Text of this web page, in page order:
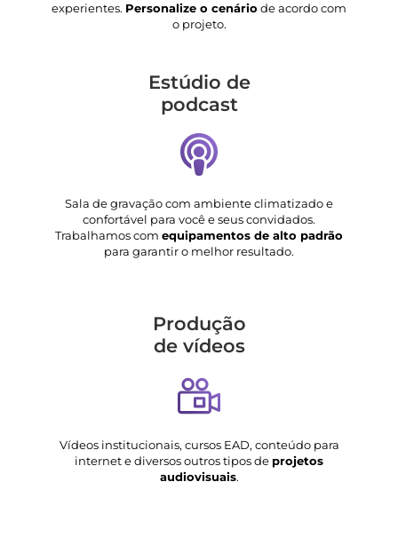
experientes. Personalize o cenário de acordo com
o projeto.
Estúdio de
podcast
Sala de gravação com ambiente climatizado e
confortável para você e seus convidados.
Trabalhamos com equipamentos de alto padrão
para garantir o melhor resultado.
Produção
de vídeos
Vídeos institucionais, cursos EAD, conteúdo para
internet e diversos outros tipos de projetos
audiovisuais.